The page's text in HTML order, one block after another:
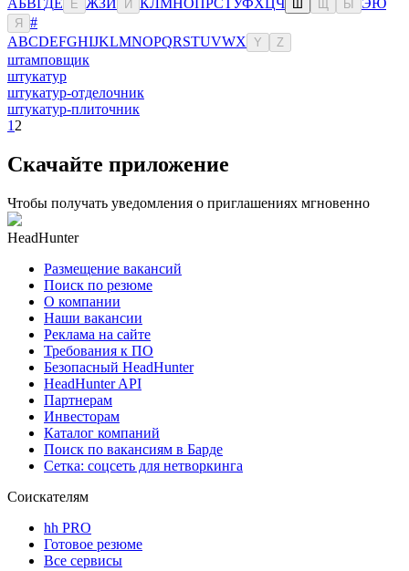
Ё Й Ы
Я
#
ABCDEFGHIJKLMNOPQRSTUVWX Y Z
штамповщик
штукатур
штукатур-отделочник
штукатур-плиточник
1 2
Скачайте приложение
Чтобы получать уведомления о приглашениях мгновенно
HeadHunter
Размещение вакансий
Поиск по резюме
О компании
Наши вакансии
Реклама на сайте
Требования к ПО
Безопасный HeadHunter
HeadHunter API
Партнерам
Инвесторам
Каталог компаний
Поиск по вакансиям в Барде
Сетка: соцсеть для нетворкинга
Соискателям
hh PRO
Готовое резюме
Все сервисы